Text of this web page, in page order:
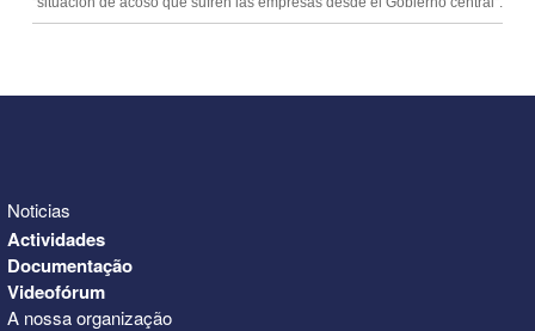
Noticias
Actividades
Documentação
Videofórum
A nossa organização